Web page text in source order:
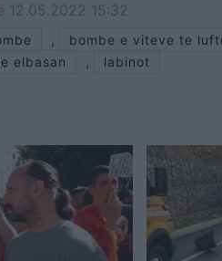
12.05.2022 15:32
, bombe e viteve te
elbasan
, labinot